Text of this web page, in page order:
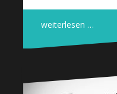
weiterlesen …